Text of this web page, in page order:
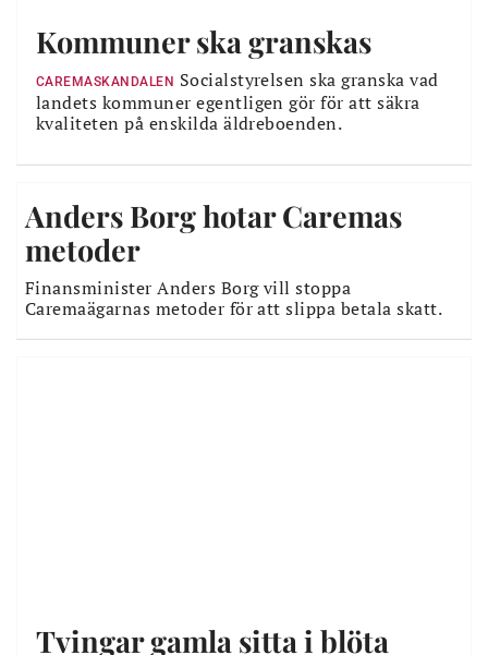
Kommuner ska granskas
CAREMASKANDALEN Socialstyrelsen ska granska vad
landets kommuner egentligen gör för att säkra
kvaliteten på enskilda äldreboenden.
Anders Borg hotar Caremas
metoder
Finansminister Anders Borg vill stoppa
Caremaägarnas metoder för att slippa betala skatt.
Tvingar gamla sitta i blöta